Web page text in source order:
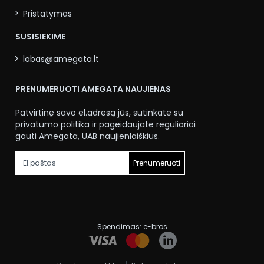
Pristatymas
SUSISIEKIME
labas@amegata.lt
PRENUMERUOTI AMEGATA NAUJIENAS
Patvirtinę savo el.adresą jūs, sutinkate su
privatumo politika ir pageidaujate reguliariai
gauti Amegata, UAB naujienlaiškius.
Prenumeruoti
Spendimas: e-bros